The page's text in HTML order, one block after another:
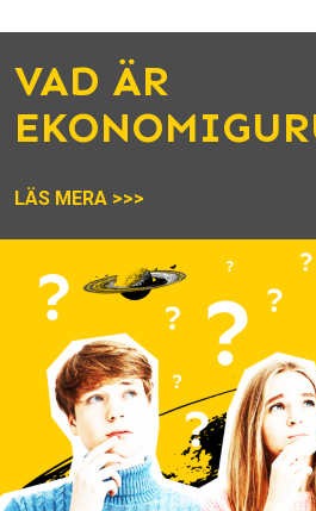
VAD ÄR
LÄS MERA >>>